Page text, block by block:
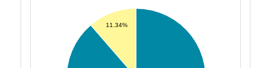
11.34%